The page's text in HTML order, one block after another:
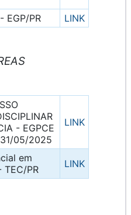
EGP/PR LINK
- EGPCE
31/05/2025
LINK
em
TEC/PR
LINK